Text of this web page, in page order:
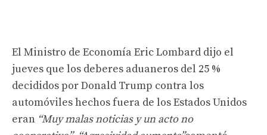
El Ministro de Economía Eric Lombard dijo el
jueves que los deberes aduaneros del 25 %
decididos por Donald Trump contra los
automóviles hechos fuera de los Estados Unidos
eran “Muy malas noticias y un acto no